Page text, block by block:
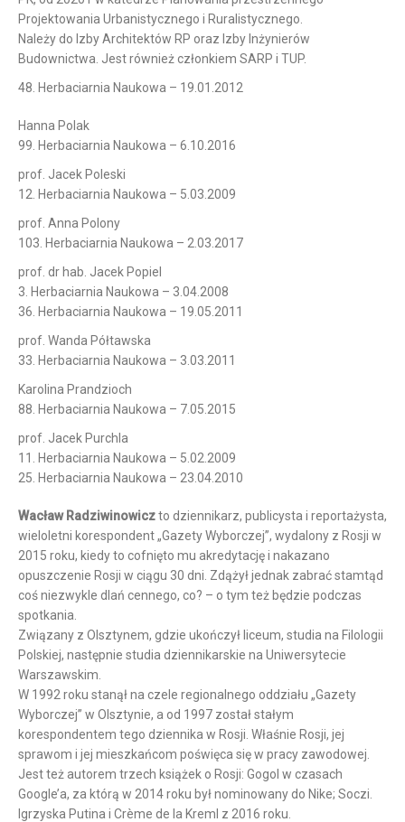
Projektowania Urbanistycznego i Ruralistycznego.
Należy do Izby Architektów RP oraz Izby Inżynierów
Budownictwa. Jest również członkiem SARP i TUP.
48. Herbaciarnia Naukowa – 19.01.2012
Hanna Polak
99. Herbaciarnia Naukowa – 6.10.2016
prof. Jacek Poleski
12. Herbaciarnia Naukowa – 5.03.2009
prof. Anna Polony
103. Herbaciarnia Naukowa – 2.03.2017
prof. dr hab. Jacek Popiel
3. Herbaciarnia Naukowa – 3.04.2008
36. Herbaciarnia Naukowa – 19.05.2011
prof. Wanda Półtawska
33. Herbaciarnia Naukowa – 3.03.2011
Karolina Prandzioch
88. Herbaciarnia Naukowa – 7.05.2015
prof. Jacek Purchla
11. Herbaciarnia Naukowa – 5.02.2009
25. Herbaciarnia Naukowa – 23.04.2010
Wacław Radziwinowiczto dziennikarz, publicysta i reportażysta,
wieloletni korespondent „Gazety Wyborczej”, wydalony z Rosji w
2015 roku, kiedy to cofnięto mu akredytację i nakazano
opuszczenie Rosji w ciągu 30 dni. Zdążył jednak zabrać stamtąd
coś niezwykle dlań cennego, co? – o tym też będzie podczas
spotkania.
Związany z Olsztynem, gdzie ukończył liceum, studia na Filologii
Polskiej, następnie studia dziennikarskie na Uniwersytecie
Warszawskim.
W 1992 roku stanął na czele regionalnego oddziału „Gazety
Wyborczej” w Olsztynie, a od 1997 został stałym
korespondentem tego dziennika w Rosji. Właśnie Rosji, jej
sprawom i jej mieszkańcom poświęca się w pracy zawodowej.
Jest też autorem trzech książek o Rosji: Gogol w czasach
Google’a, za którą w 2014 roku był nominowany do Nike; Soczi.
Igrzyska Putina i Crème de la Kreml z 2016 roku.